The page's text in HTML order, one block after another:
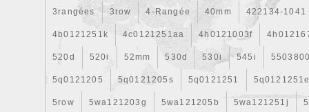
3rangées 3row 4-Rangée 40mm 422134-1041
4b0121251k 4c0121251aa 4h0121003f
520d 520i 52mm 530d 530i 545i
5q0121205 5q0121205s 5q0121251
5row 5wa121203g 5wa121205b 5wa121251j